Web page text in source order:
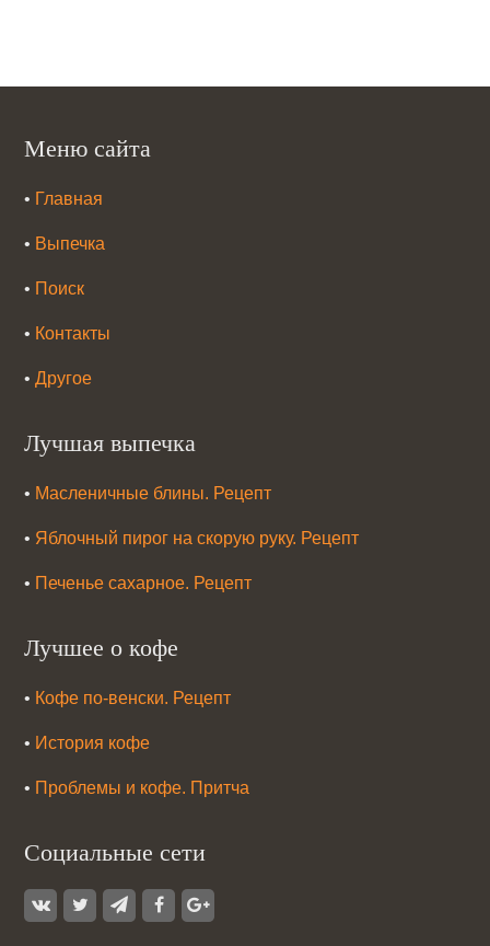
Меню сайта
• Главная
• Выпечка
• Поиск
• Контакты
•Другое
Лучшая выпечка
• Масленичные блины. Рецепт
• Яблочный пирог на скорую руку. Рецепт
• Печенье сахарное. Рецепт
Лучшее о кофе
• Кофе по-венски. Рецепт
• История кофе
• Проблемы и кофе. Притча
Социальные сети